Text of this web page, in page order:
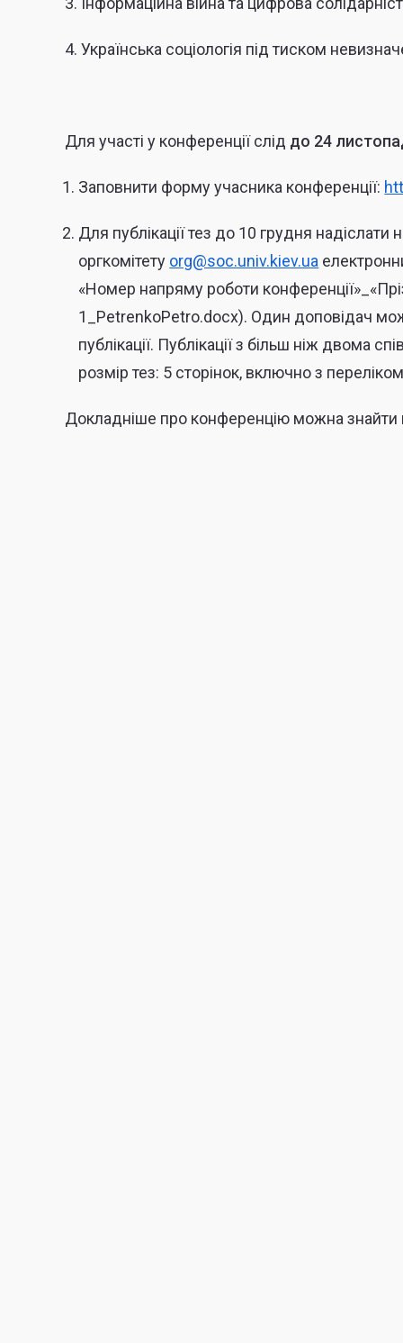
4. Українська соціологія під тиском
Для участі у конференції слід до 24
Заповнити форму учасника конференції:
Для публікації тез до 10 грудня надіслати
оргкомітету org@soc.univ.kiev.ua
«Номер напряму роботи
1_PetrenkoPetro.docx). Один доповідач
публікації. Публікації з більш ніж двома
розмір тез: 5 сторінок, включно з
Докладніше про конференцію можна знайти